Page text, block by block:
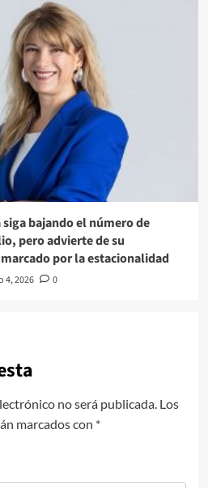
bajando el número de
pero advierte de su
por la estacionalidad
4, 2026 0
no será publicada. Los
marcados con *